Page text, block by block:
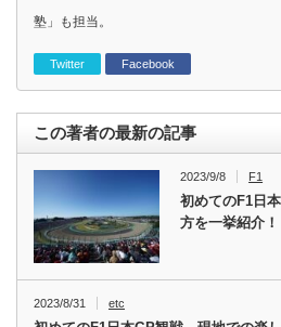
塾」も担当。
Twitter Facebook
この著者の最新の記事
2023/9/8 F1
初めてのF1日
方を一挙紹介！
2023/8/31 etc